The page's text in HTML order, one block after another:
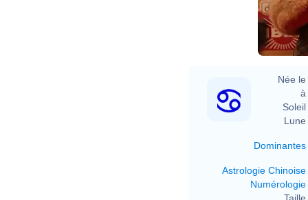
Née le
à
Soleil
Lune
Dominantes
Astrologie Chinoise
Numérologie
Taille